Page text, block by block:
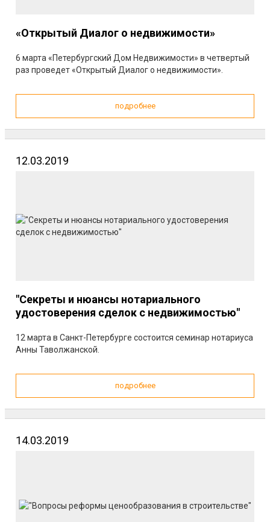
«Открытый Диалог о недвижимости»
6 марта «Петербургский Дом Недвижимости» в четвертый
раз проведет «Открытый Диалог о недвижимости».
подробнее
12.03.2019
"Секреты и нюансы нотариального
удостоверения сделок с недвижимостью"
12 марта в Санкт-Петербурге состоится семинар нотариуса
Анны Таволжанской.
подробнее
14.03.2019